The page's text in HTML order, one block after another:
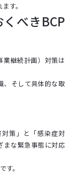
す。
べきBCP
業継続計画）対策は
、そして具体的な取
策」と「感染症対
まな緊急事態に対応
。